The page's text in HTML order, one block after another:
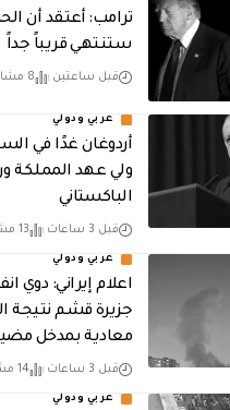
‏ترامب: أعتقد أن
ستنتهي قريباً جداً
قبل ساعتين 8 مشاهدات
عربي ودولي
أردوغان غدًا في
ولي عهد المملكة
الباكستاني
قبل 3 ساعات 13 مشاهدات
عربي ودولي
اعلام إيراني: دوي
جزيرة قشم نتيجة
معادية بمدخل
قبل 3 ساعات 14 مشاهدات
عربي ودولي